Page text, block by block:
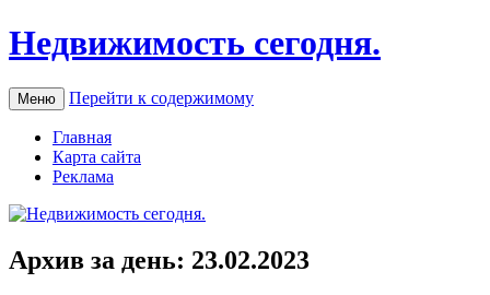
Недвижимость сегодня.
Меню Перейти к содержимому
Главная
Карта сайта
Реклама
Архив за день: 23.02.2023